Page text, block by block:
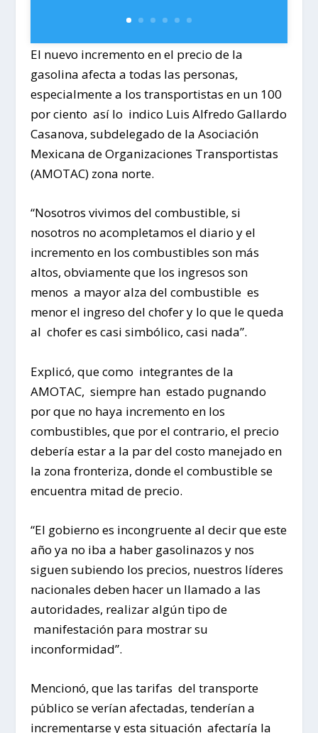
El nuevo incremento en el precio de la
gasolina afecta a todas las personas,
especialmente a los transportistas en un 100
por ciento así lo indico Luis Alfredo Gallardo
Casanova, subdelegado de la Asociación
Mexicana de Organizaciones Transportistas
(AMOTAC) zona norte.
“Nosotros vivimos del combustible, si
nosotros no acompletamos el diario y el
incremento en los combustibles son más
altos, obviamente que los ingresos son
menos a mayor alza del combustible es
menor el ingreso del chofer y lo que le queda
al chofer es casi simbólico, casi nada”.
Explicó, que como integrantes de la
AMOTAC, siempre han estado pugnando
por que no haya incremento en los
combustibles, que por el contrario, el precio
debería estar a la par del costo manejado en
la zona fronteriza, donde el combustible se
encuentra mitad de precio.
“El gobierno es incongruente al decir que este
año ya no iba a haber gasolinazos y nos
siguen subiendo los precios, nuestros líderes
nacionales deben hacer un llamado a las
autoridades, realizar algún tipo de
manifestación para mostrar su
inconformidad”.
Mencionó, que las tarifas del transporte
público se verían afectadas, tenderían a
incrementarse y esta situación afectaría la